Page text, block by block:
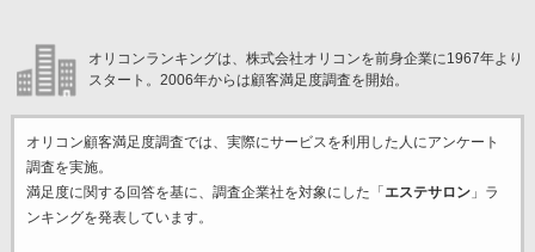
オリコンランキングは、株式会社オリコンを前身企業に1967年より
スタート。2006年からは顧客満足度調査を開始。
オリコン顧客満足度調査では、実際にサービスを利用した 人にアンケート
調査を実施。
満足度に関する回答を基に、調査企業社を対象にした「 エステサロン」ラ
ンキングを発表しています。